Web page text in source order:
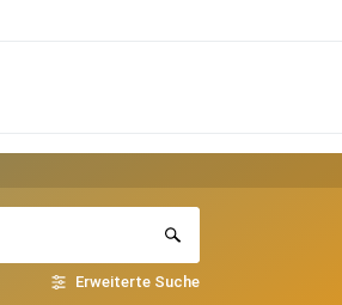
Erweiterte Suche